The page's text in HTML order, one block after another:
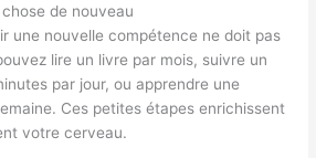
de nouveau
une nouvelle compétence ne doit pas
lire un livre par mois, suivre un
par jour, ou apprendre une
Ces petites étapes enrichissent
votre cerveau.